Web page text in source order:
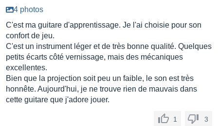
4 photos
C'est ma guitare d'apprentissage. Je l'ai choisie pour son
confort de jeu.
C'est un instrument léger et de très bonne qualité. Quelques
petits écarts côté vernissage, mais des mécaniques
excellentes.
Bien que la projection soit peu un faible, le son est très
honnête. Aujourd'hui, je ne trouve rien de mauvais dans
cette guitare que j'adore jouer.
1 3